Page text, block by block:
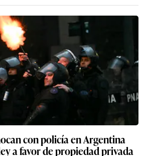
con policía en Argentina
a favor de propiedad privada